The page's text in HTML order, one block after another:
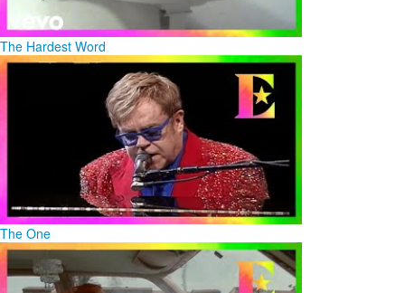
The Hardest Word
The One